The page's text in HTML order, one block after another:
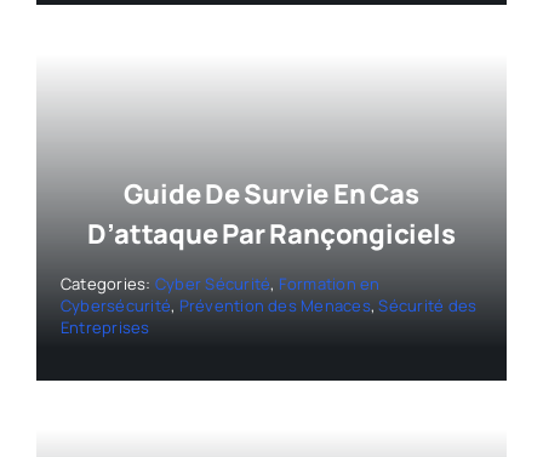
Guide De Survie En Cas
D’attaque Par Rançongiciels
Categories: Cyber Sécurité, Formation en
Cybersécurité, Prévention des Menaces,Sécurité des
Entreprises